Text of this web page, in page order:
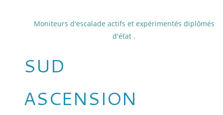
Moniteurs d'escalade actifs et expérimentés diplômés
d'état .
SUD
ASCENSION